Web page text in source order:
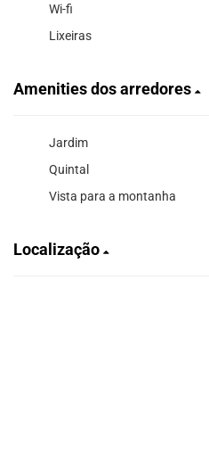
Wi-fi
Lixeiras
Amenities dos arredores
Jardim
Quintal
Vista para a montanha
Localização